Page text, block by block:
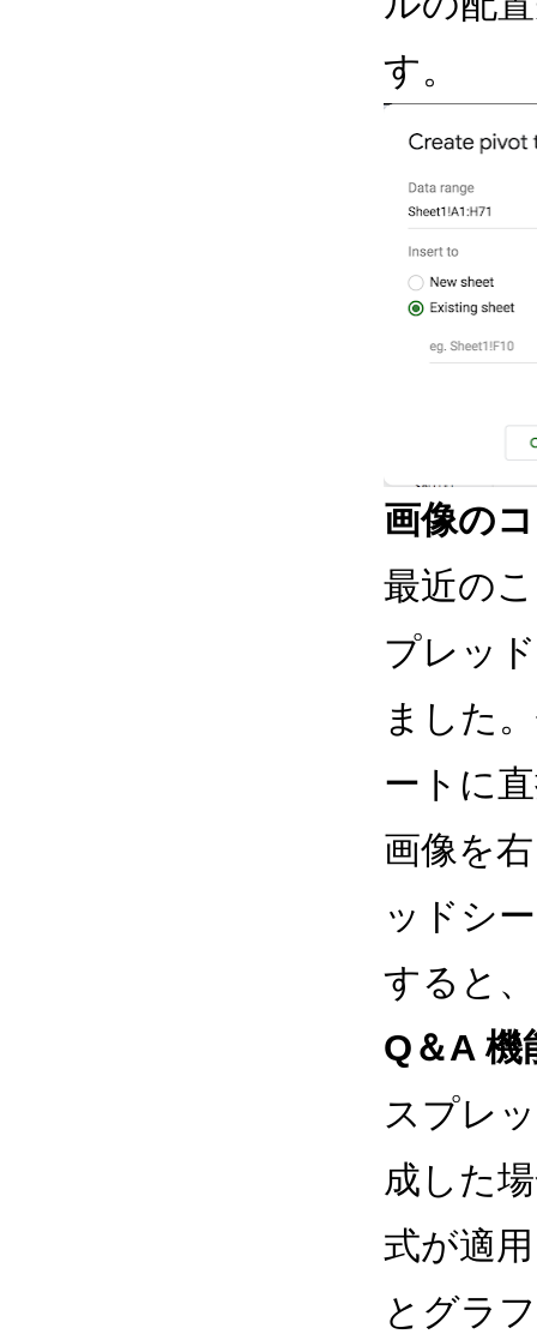
す。
画像の
最近の
プレッ
ました
ートに
画像を
ッドシ
すると
Q＆A 機
スプレ
成した
式が適
とグラ